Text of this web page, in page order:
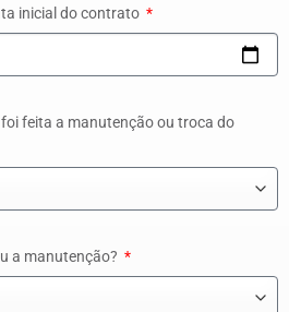
inicial do contrato
feita a manutenção ou troca do
a manutenção?